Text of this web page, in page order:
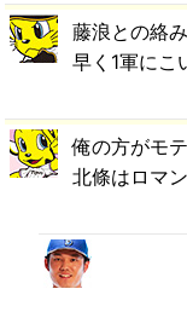
藤浪との絡
早く1軍にこ
俺の方がモ
北條はロマ